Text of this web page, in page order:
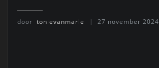
door tonievanmarle 27 november 2024